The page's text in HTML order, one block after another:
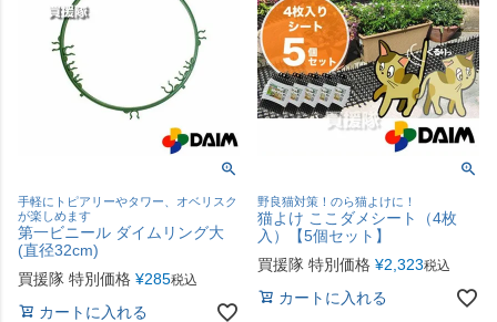
手軽にトピアリーやタワー、オベリスク
が楽しめます
第一ビニール ダイムリング大
(直径32cm)
買援隊 特別価格 ¥285税込
カートに入れる
野良猫対策！のら猫よけに！
猫よけ ここダメシート（4枚
入）【5個セット】
買援隊 特別価格 ¥2,323税込
カートに入れる